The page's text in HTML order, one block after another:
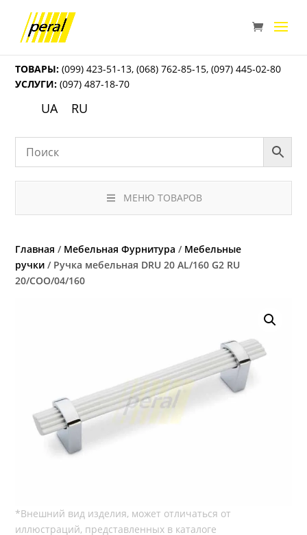
ТОВАРЫ: (099) 423-51-13,(068) 762-85-15,(097) 445-02-80
УСЛУГИ: (097) 487-18-70
UA RU
МЕНЮ ТОВАРОВ
Главная / Мебельная Фурнитура / Мебельные
ручки / Ручка мебельная DRU 20 AL/160 G2 RU
20/COO/04/160